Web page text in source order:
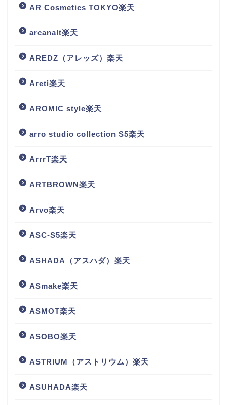
AR Cosmetics TOKYO楽天
arcanalt楽天
AREDZ（アレッズ）楽天
Areti楽天
AROMIC style楽天
arro studio collection S5楽天
ArrrT楽天
ARTBROWN楽天
Arvo楽天
ASC-S5楽天
ASHADA（アスハダ）楽天
ASmake楽天
ASMOT楽天
ASOBO楽天
ASTRIUM（アストリウム）楽天
ASUHADA楽天